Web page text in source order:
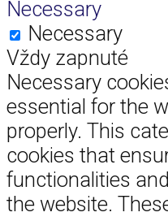
Necessary
Necessary
Vždy zapnuté
Necessary
essential for the
properly. This
cookies that
functionalities
the website.